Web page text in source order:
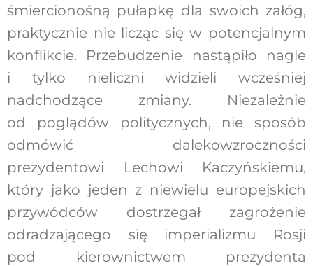
śmiercionośną pułapkę dla swoich załóg,
praktycznie nie licząc się w potencjalnym
konflikcie. Przebudzenie nastąpiło nagle
i tylko nieliczni widzieli wcześniej
nadchodzące zmiany. Niezależnie
od poglądów politycznych, nie sposób
odmówić dalekowzroczności
prezydentowi Lechowi Kaczyńskiemu,
który jako jeden z niewielu europejskich
przywódców dostrzegał zagrożenie
odradzającego się imperializmu Rosji
pod kierownictwem prezydenta